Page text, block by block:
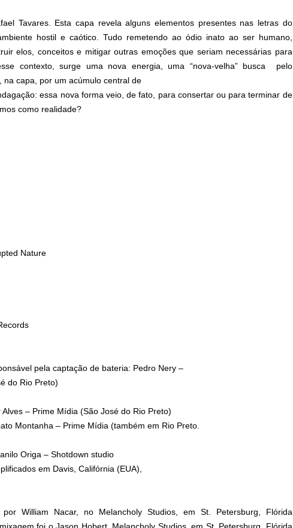
Tavares. Esta capa revela alguns elementos presentes nas letras do
hostil e caótico. Tudo remetendo ao ódio inato ao ser humano,
elos, conceitos e mitigar outras emoções que seriam necessárias para
contexto, surge uma nova energia, uma “nova-velha” busca pelo
na capa, por um acúmulo central de
essa nova forma veio, de fato, para consertar ou para terminar de
como realidade?
Nature
pela captação de bateria: Pedro Nery –
do Rio Preto)
– Prime Mídia (São José do Rio Preto)
Montanha – Prime Mídia (também em Rio Preto.
Origa – Shotdown studio
em Davis, Califórnia (EUA),
por William Nacar, no Melancholy Studios, em St. Petersburg, Flórida